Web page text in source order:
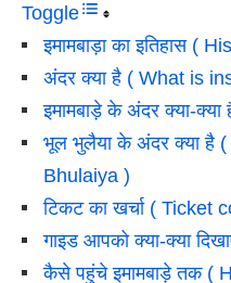
Toggle
इमामबाड़ा का इतिहास (
अंदर क्या है ( What is
इमामबाड़े के अंदर क्या-क्या
भूल भुलैया के अंदर क्या है
Bhulaiya )
टिकट का खर्चा ( Ticket
गाइड आपको क्या-क्या
कैसे पहुंचे इमामबाड़े तक (